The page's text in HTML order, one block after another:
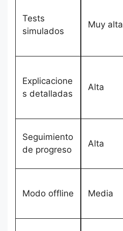
Tests
simulados
Muy alta
Explicacione
s detalladas
Alta
Seguimiento
de progreso
Alta
Modo offline Media